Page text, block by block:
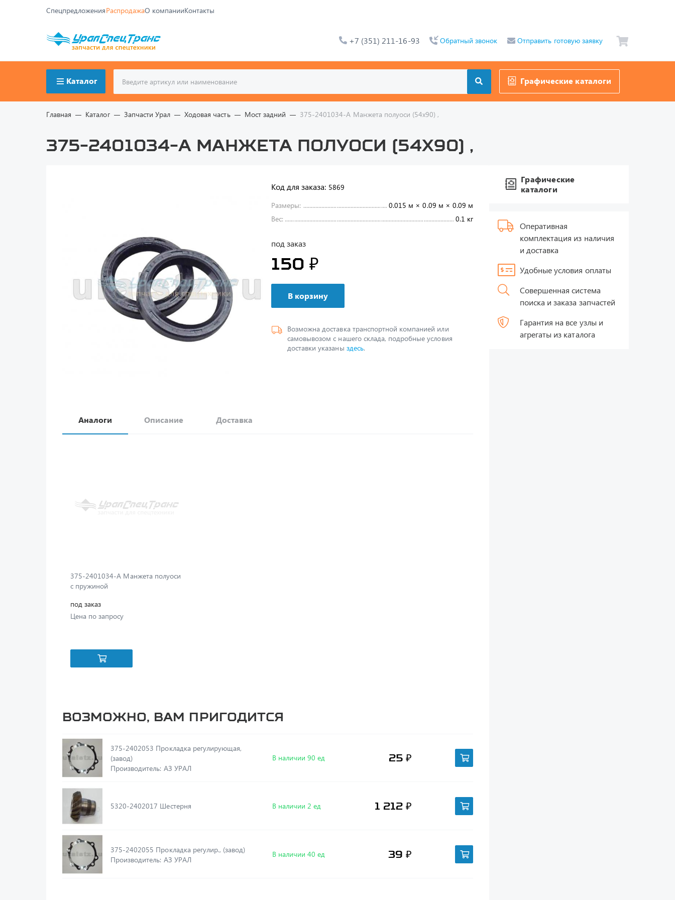
СпецпредложенияРаспродажаО компанииКонтакты
+7 (351) 211-16-93 Обратный звонок Отправить готовую заявку
Каталог Графические каталоги
Главная Каталог Запчасти Урал Ходовая часть Мост задний 375-2401034-А Манжета полуоси (54х90) ,
375-2401034-А Манжета полуоси (54х90) ,
Код для заказа: 5869
Размеры:
0.015 м × 0.09 м × 0.09 м
Вес:
0.1 кг
под заказ
150 ₽
В корзину
Возможна доставка транспортной компанией или
самовывозом с нашего склада, подробные условия
доставки указаны здесь.
Аналоги Описание Доставка
375-2401034-А Манжета полуоси
с пружиной
под заказ
Цена по запросу
Возможно, вам пригодится
375-2402053 Прокладка регулирующая,
(завод)
Производитель: АЗ УРАЛ
В наличии 90 ед 25 ₽
5320-2402017 Шестерня В наличии 2 ед 1 212 ₽
375-2402055 Прокладка регулир., (завод)
Производитель: АЗ УРАЛ
В наличии 40 ед 39 ₽
Графические
каталоги
Оперативная
комплектация из наличия
и доставка
Удобные условия оплаты
Совершенная система
поиска и заказа запчастей
Гарантия на все узлы и
агрегаты из каталога